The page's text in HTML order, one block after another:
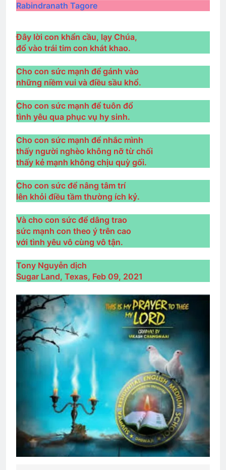
YÊU KHÔNG DÁM NÓI
2 Years Ago
LÚC ANH LÌA BỎ (Lưu Hiểu Ba)
3 Years Ago
Đưa Tiễn CSVSQ Võ Thiện Trung K24
2 Years Ago
3 Years Ago
3 Years Ago
Thiệp mời tham dự ĐH ĐKVBTC 2024
3 Years Ago
Đón Xuân
2 Years Ago
CSVSQ Hoàng Thu Phong K30
2 Years Ago
QUÀ TẶNG CỦA ANH LÍNH THỦY
Rabindranath Tagore
Đây lời con khẩn cầu, lạy Chúa,
đổ vào trái tim con khát khao.
Cho con sức mạnh để gánh vào
những niềm vui và điều sầu khổ.
Cho con sức mạnh để tuôn đổ
tình yêu qua phục vụ hy sinh.
Cho con sức mạnh để nhắc mình
thấy người nghèo không nỡ từ chối
thấy kẻ mạnh không chịu quỳ gối.
Cho con sức để nâng tâm trí
lên khỏi điều tầm thường ích kỷ.
Và cho con sức để dâng trao
sức mạnh con theo ý trên cao
với tình yêu vô cùng vô tận.
Tony Nguyễn dịch
Sugar Land, Texas, Feb 09, 2021